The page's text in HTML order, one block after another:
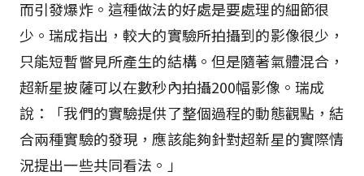
而引發爆炸。這種做法的好處是要處理的細節很
少。瑞成指出，較大的實驗所拍攝到的影像很少，
只能短暫瞥見所產生的結構。但是隨著氣體混合，
超新星披薩可以在數秒內拍攝200幅影像。瑞成
說：「我們的實驗提供了整個過程的動態觀點，結
合兩種實驗的發現，應該能夠針對超新星的實際情
況提出一些共同看法。」